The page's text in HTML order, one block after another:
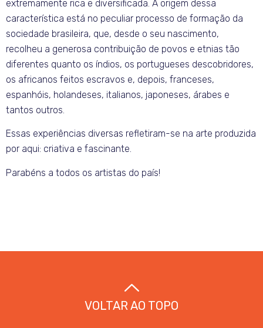
extremamente rica e diversificada. A origem dessa
característica está no peculiar processo de formação da
sociedade brasileira, que, desde o seu nascimento,
recolheu a generosa contribuição de povos e etnias tão
diferentes quanto os índios, os portugueses descobridores,
os africanos feitos escravos e, depois, franceses,
espanhóis, holandeses, italianos, japoneses, árabes e
tantos outros.
Essas experiências diversas refletiram-se na arte produzida
por aqui: criativa e fascinante.
Parabéns a todos os artistas do país!
VOLTAR AO TOPO